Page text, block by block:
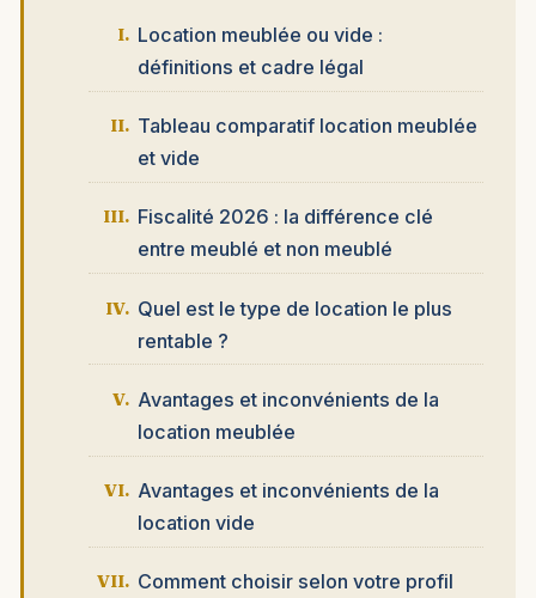
Location meublée ou vide :
définitions et cadre légal
Tableau comparatif location meublée
et vide
Fiscalité 2026 : la différence clé
entre meublé et non meublé
Quel est le type de location le plus
rentable ?
Avantages et inconvénients de la
location meublée
Avantages et inconvénients de la
location vide
Comment choisir selon votre profil